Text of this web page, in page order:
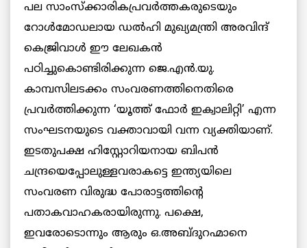
പല സാംസ്‌ക്കാരികപ്രവര്‍ത്തകരുടെയും
റോള്‍മോഡലായ ഡല്‍ഹി മുഖ്യമന്ത്രി അരവിന്ദ്
കെജ്രിവാള്‍ ഈ ലേഖകന്‍
പഠിച്ചുകൊണ്ടിരിക്കുന്ന ജെ.എന്‍.യു.
കാമ്പസിലടക്കം സംവരണത്തിനെതിരെ
പ്രവര്‍ത്തിക്കുന്ന ‘യൂത്ത് ഫോര്‍ ഇക്വാലിറ്റി’ എന്ന
സംഘടനയുടെ വക്താവായി വന്ന വ്യക്തിയാണ്.
ഇടതുപക്ഷ ഹിസ്റ്റോറിയനായ ബിപന്‍
ചന്ദ്രയെപ്പോലുള്ളവരാകട്ടെ ഇന്ത്യയിലെ
സംവരണ വിരുദ്ധ പോരാട്ടത്തിന്റെ
പതാകവാഹകരായിരുന്നു. പക്ഷെ,
ഇവരോടൊന്നും ആരും ഒ.അബ്ദുറഹ്മാനെ